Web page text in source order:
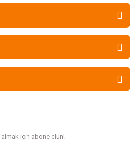
almak için abone olun!